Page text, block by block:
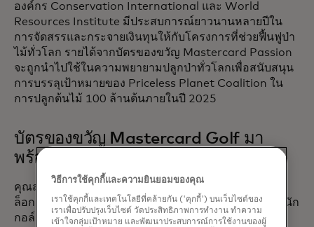
องค์กร Conservation International และ World
Resources Institute มีประสบการณ์ยาวนานหลายปีใน
การจัดสรรและกระจายเงินทุนให้กับโครงการที่ช่วยฟื้นฟูป่า
ไม้ทั่วโลก รายได้จากบัตรของขวัญ Mastercard Passion
จะถูกนำไปใช้ในความพยายามปลูกป่าทั่วโลกเพื่อสนับสนุน
การบรรลุเป้าหมายของ Priceless Planet Coalition ใน
การปลูกต้นไม้ 100 ล้านต้นภายในปี 2025
บัตรของขวัญ Mastercard Golf มา
พร้อมกับอะไรบ้าง
คุณสามารถใช้บัตรของขวัญ Mastercard Golf เพื่อปลด
ล็อกการเข้าสัมผัสประสบการณ์และข้อเสนอพิเศษสำหรับนัก
กอล์ฟผ่านพอร์ทัลกอล์ฟบนwww.priceless.com/golf
วิธีการใช้คุกกี้และความยินยอมของคุณ
เราใช้คุกกี้และเทคโนโลยีที่คล้ายกัน ('คุกกี้') บนเว็บไซต์ของ
เราเพื่อปรับปรุงเว็บไซต์ วัดประสิทธิภาพการทำงาน ทำความ
เข้าใจกลุ่มเป้าหมาย และพัฒนาประสบการณ์การใช้งานของผู้